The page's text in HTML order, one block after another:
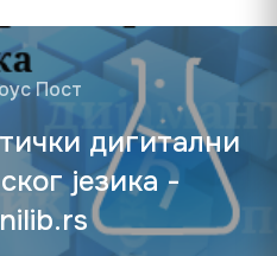
Пост
дигитални
језика -